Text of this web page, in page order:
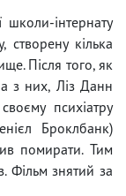
школи-інтернату
створену кілька
Після того, як
з них, Ліз Данн
психіатру
Броклбанк)
помирати. Тим
Фільм знятий за